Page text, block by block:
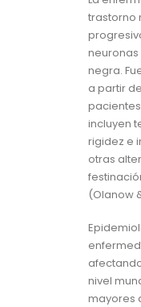
trastorno
negra.
a partir
incluyen
rigidez e
otras
(Olanow
nivel
mayores